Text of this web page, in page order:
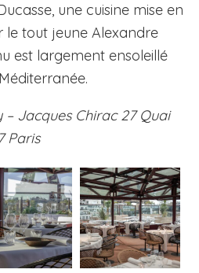
une cuisine mise en
tout jeune Alexandre
est largement ensoleillé
Jacques Chirac 27 Quai
Paris